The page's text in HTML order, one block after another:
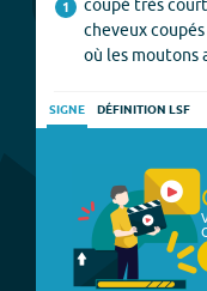
1
coupé très
cheveux
où les moutons
SIGNE DÉFINITION LSF